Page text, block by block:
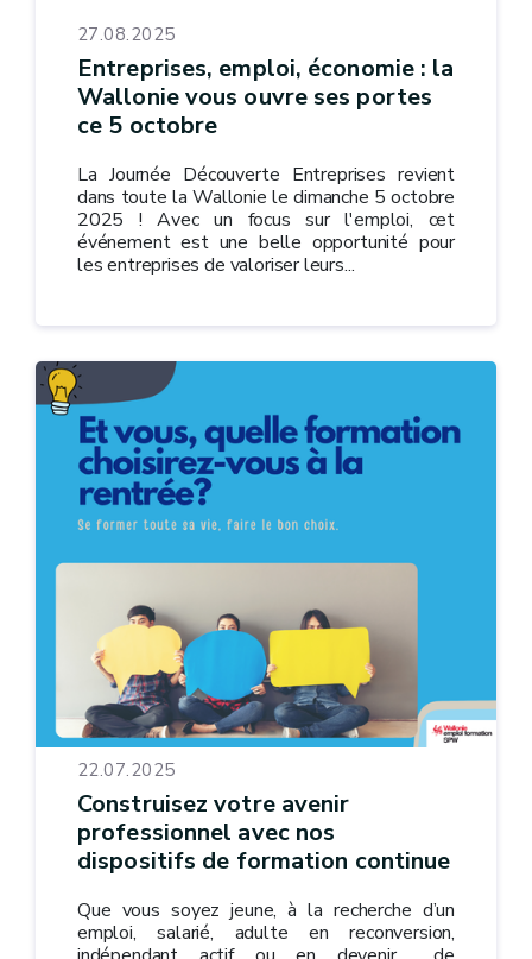
27.08.2025
Entreprises, emploi, économie : la
Wallonie vous ouvre ses portes
ce 5 octobre
La Journée Découverte Entreprises revient
dans toute la Wallonie le dimanche 5 octobre
2025 ! Avec un focus sur l'emploi, cet
événement est une belle opportunité pour
les entreprises de valoriser leurs...
22.07.2025
Construisez votre avenir
professionnel avec nos
dispositifs de formation continue
Que vous soyez jeune, à la recherche d’un
emploi, salarié, adulte en reconversion,